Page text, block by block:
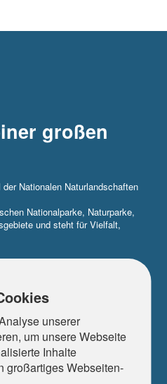
unserer
um unsere Webseite
Inhalte
großartiges Webseiten-
großen
Nationalen Naturlandschaften
Nationalparke, Naturparke,
und steht für Vielfalt,
in NRW - Alle Rechte